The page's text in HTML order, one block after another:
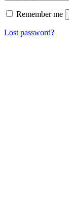
Remember me
Lost password?